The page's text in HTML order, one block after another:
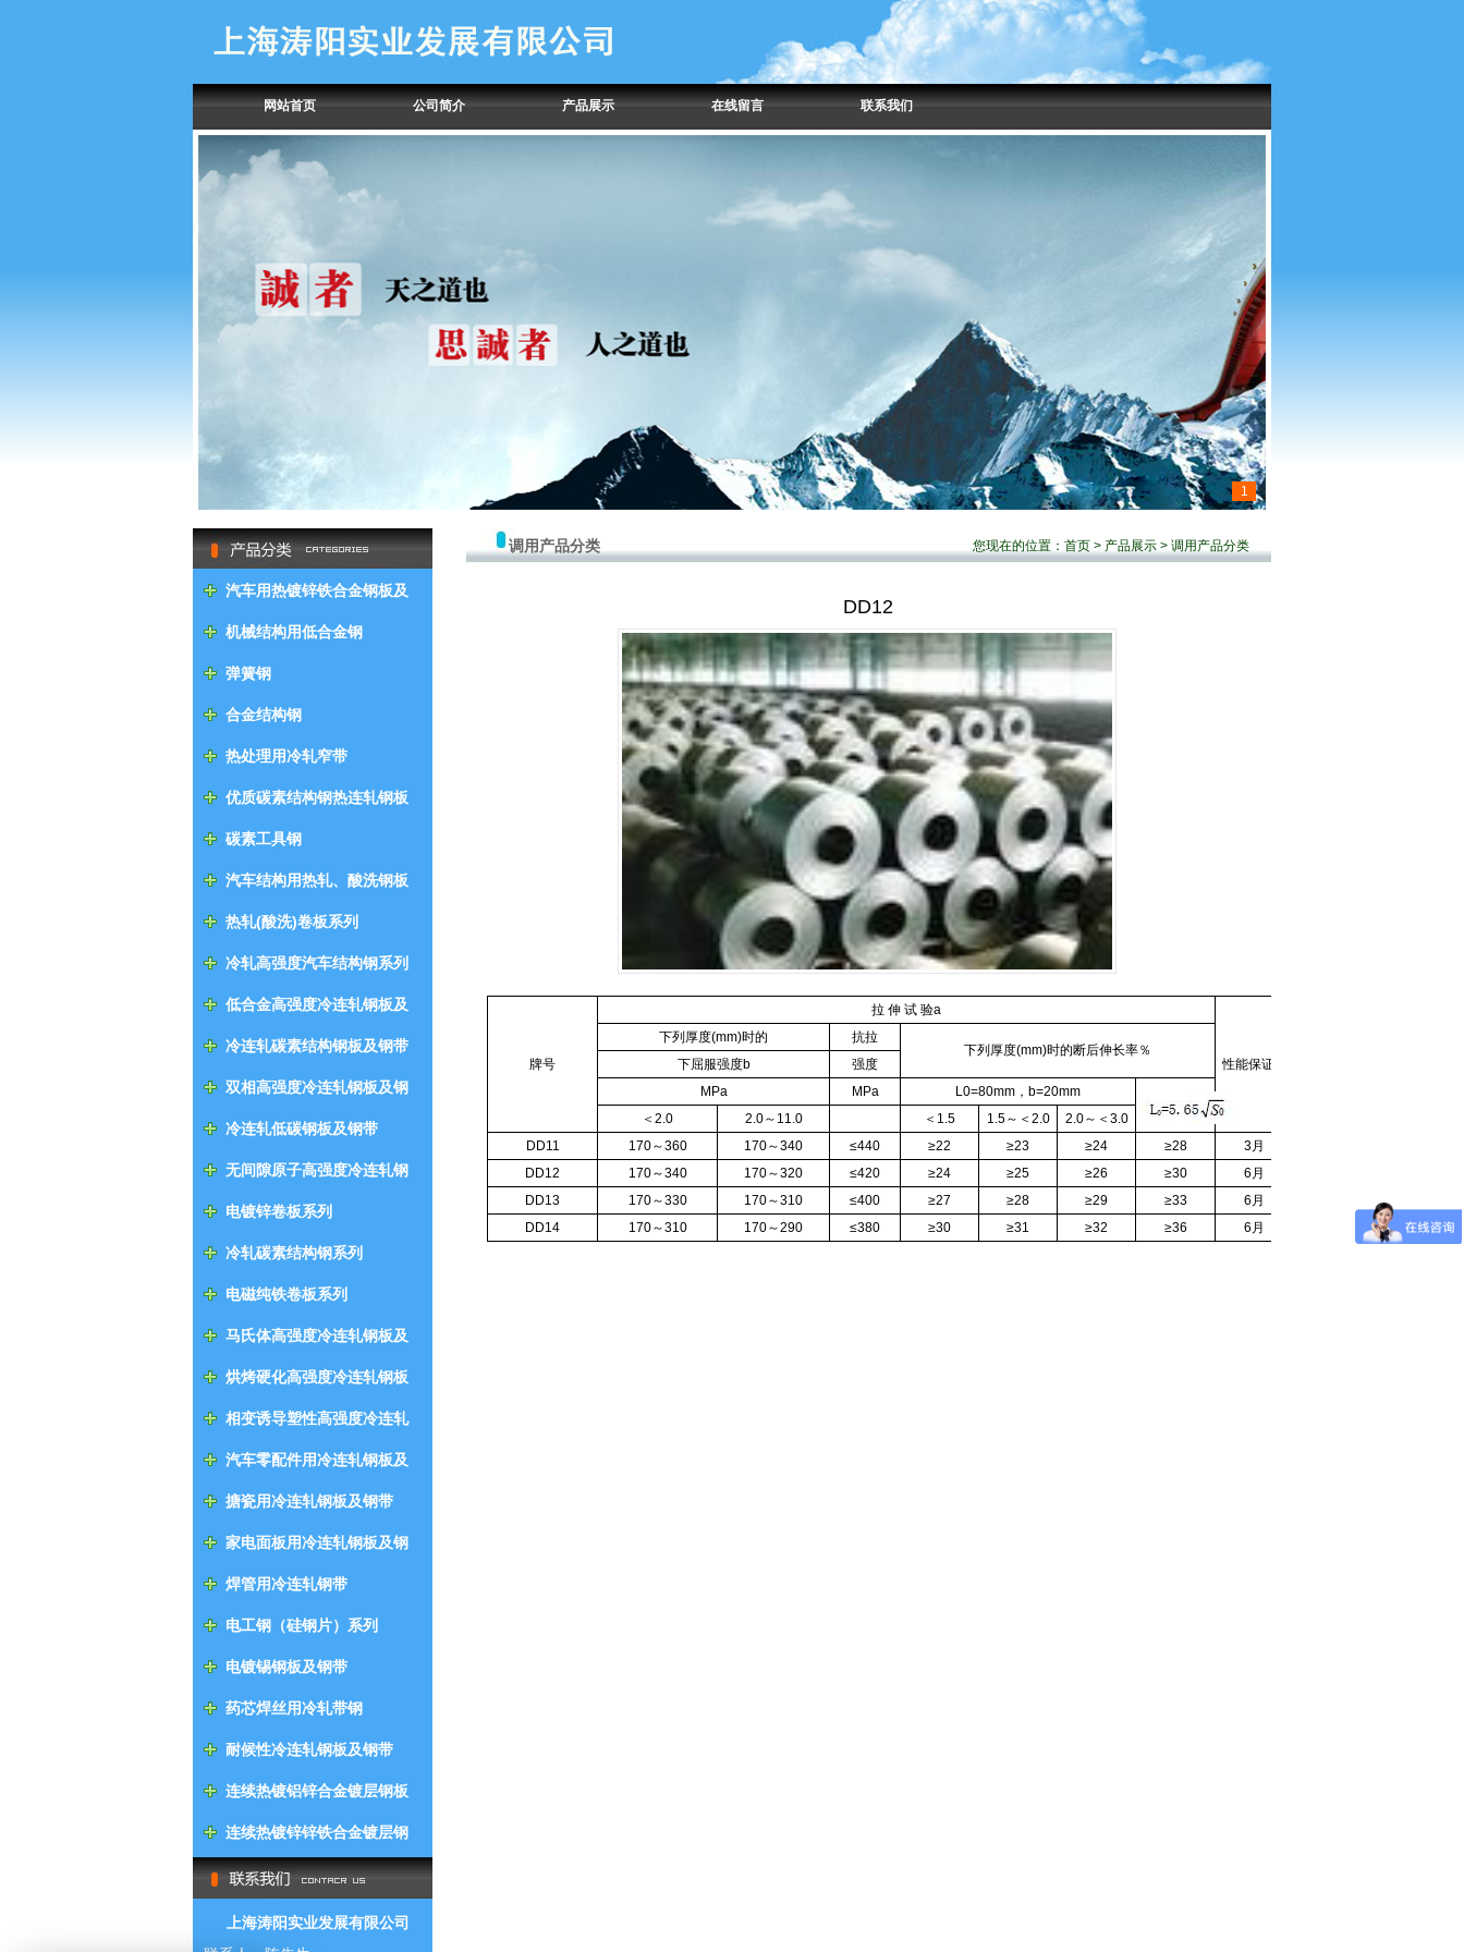
网站首页 公司简介 产品展示 在线留言 联系我们
null
1
汽车用热镀锌铁合金钢板及
钢带机械结构用低合金钢
弹簧钢
合金结构钢
热处理用冷轧窄带
优质碳素结构钢热连轧钢板
及钢带
碳素工具钢
汽车结构用热轧、酸洗钢板
及钢带
热轧(酸洗)卷板系列
冷轧高强度汽车结构钢系列
低合金高强度冷连轧钢板及
钢带冷连轧碳素结构钢板及钢带
双相高强度冷连轧钢板及钢
带
冷连轧低碳钢板及钢带
无间隙原子高强度冷连轧钢
板及钢带
电镀锌卷板系列
冷轧碳素结构钢系列
电磁纯铁卷板系列
马氏体高强度冷连轧钢板及
钢带烘烤硬化高强度冷连轧钢板
及钢带
相变诱导塑性高强度冷连轧
钢板及钢带
汽车零配件用冷连轧钢板及
钢带搪瓷用冷连轧钢板及钢带
家电面板用冷连轧钢板及钢
带
焊管用冷连轧钢带
电工钢（硅钢片）系列
电镀锡钢板及钢带
药芯焊丝用冷轧带钢
耐候性冷连轧钢板及钢带
连续热镀铝锌合金镀层钢板
及钢带
连续热镀锌锌铁合金镀层钢
板及钢带
上海涛阳实业发展有限公司
您现在的位置： 首页 > 产品展示 > 调用产品分类
调用产品分类
DD12
牌号
拉 伸 试 验a
性能保证期
下列厚度(mm)时的
抗拉
下列厚度(mm)时的断后伸长率％
下屈服强度b
强度
MPa
MPa
L0=80mm，b=20mm
＜2.0
2.0～11.0 ＜1.5 1.5～＜2.0 2.0～＜3.0
3.0～11.0
DD11
170～360 170～340 ≤440 ≥22 ≥23 ≥24 ≥28
3月
DD12
170～340 170～320 ≤420 ≥24 ≥25 ≥26 ≥30
6月
DD13
170～330 170～310 ≤400 ≥27 ≥28 ≥29 ≥33
6月
DD14
170～310 170～290 ≤380 ≥30 ≥31 ≥32 ≥36 6月